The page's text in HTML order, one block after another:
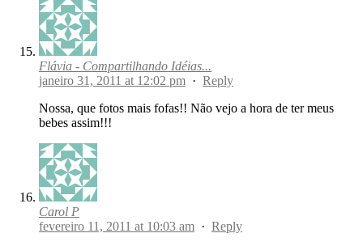
Flávia - Compartilhando Idéias...
janeiro 31, 2011 at 12:02 pm · Reply
Nossa, que fotos mais fofas!! Não vejo a hora de ter meus
bebes assim!!!
Carol P
fevereiro 11, 2011 at 10:03 am · Reply